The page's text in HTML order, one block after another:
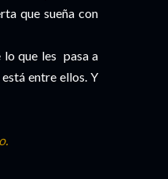
que sueña con
lo que les pasa a
entre ellos. Y